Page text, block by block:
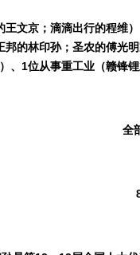
王文京；滴滴出行的程维
邦的林印孙；圣农的傅光
、 1位从事重工业（赣锋
全